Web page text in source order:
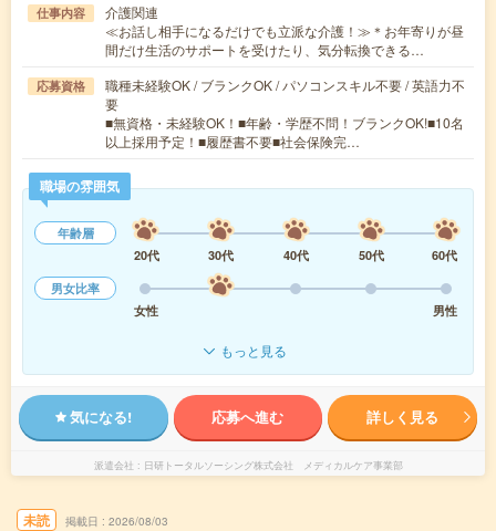
仕事内容
介護関連
≪お話し相手になるだけでも立派な介護！≫＊お年寄りが昼
間だけ生活のサポートを受けたり、気分転換できる…
応募資格
職種未経験OK / ブランクOK / パソコンスキル不要 / 英語力不
要
■無資格・未経験OK！■年齢・学歴不問！ブランクOK!■10名
以上採用予定！■履歴書不要■社会保険完…
職場の雰囲気
年齢層
20代
30代 40代 50代
60代
男女比率
女性
男性
もっと見る
気になる! 応募へ進む 詳しく見る
派遣会社 日研トータルソーシング株式会社 メディカルケア事業部
未読 掲載日 2026/08/03